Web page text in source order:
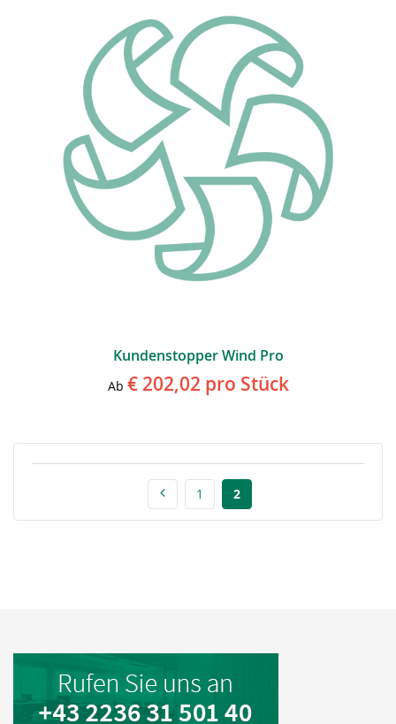
Kundenstopper Wind Pro
Ab € 202,02 pro Stück
1 2